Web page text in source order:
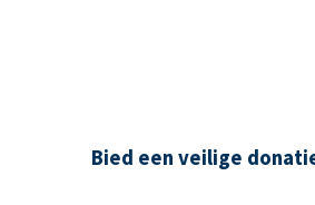
Bied een veilige